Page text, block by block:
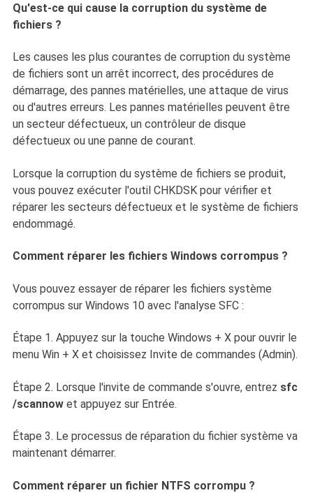
Qu'est-ce qui cause la corruption du système de
fichiers ?
Les causes les plus courantes de corruption du système
de fichiers sont un arrêt incorrect, des procédures de
démarrage, des pannes matérielles, une attaque de virus
ou d'autres erreurs. Les pannes matérielles peuvent être
un secteur défectueux, un contrôleur de disque
défectueux ou une panne de courant.
Lorsque la corruption du système de fichiers se produit,
vous pouvez exécuter l'outil CHKDSK pour vérifier et
réparer les secteurs défectueux et le système de fichiers
endommagé.
Comment réparer les fichiers Windows corrompus ?
Vous pouvez essayer de réparer les fichiers système
corrompus sur Windows 10 avec l'analyse SFC :
Étape 1. Appuyez sur la touche Windows + X pour ouvrir le
menu Win + X et choisissez Invite de commandes (Admin).
Étape 2. Lorsque l'invite de commande s'ouvre, entrez sfc
/scannowet appuyez sur Entrée.
Étape 3. Le processus de réparation du fichier système va
maintenant démarrer.
Comment réparer un fichier NTFS corrompu ?